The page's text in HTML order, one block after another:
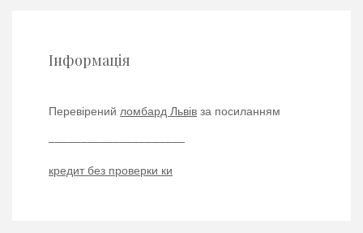
Інформація
Перевірений ломбард Львів за посиланням
–––––––––––––––––––––
кредит без проверки ки